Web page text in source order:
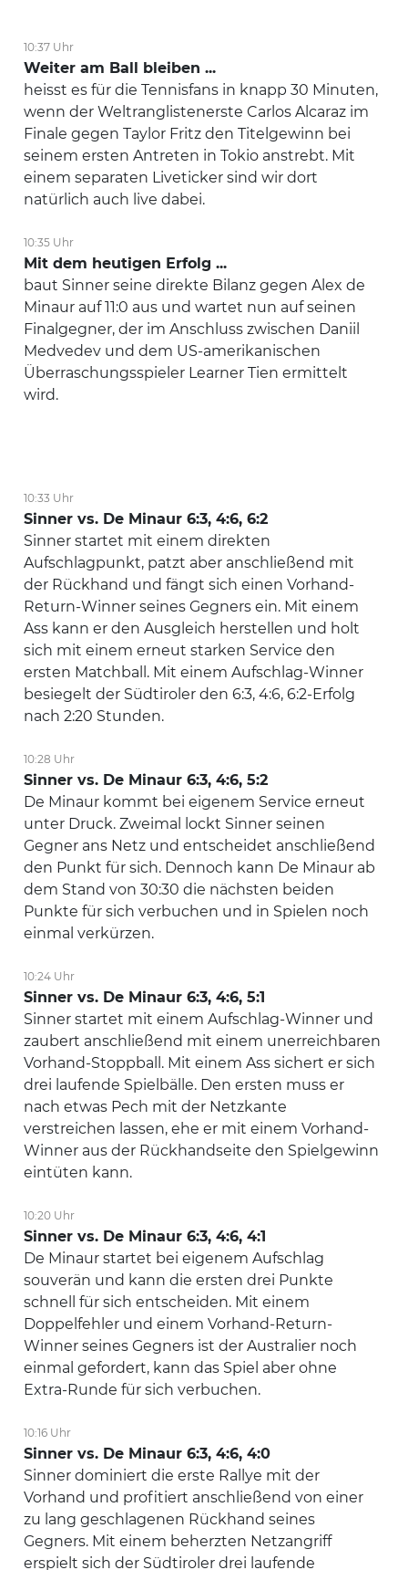
10:37 Uhr
Weiter am Ball bleiben ...
heisst es für die Tennisfans in knapp 30 Minuten,
wenn der Weltranglistenerste Carlos Alcaraz im
Finale gegen Taylor Fritz den Titelgewinn bei
seinem ersten Antreten in Tokio anstrebt. Mit
einem separaten Liveticker sind wir dort
natürlich auch live dabei.
10:35 Uhr
Mit dem heutigen Erfolg ...
baut Sinner seine direkte Bilanz gegen Alex de
Minaur auf 11:0 aus und wartet nun auf seinen
Finalgegner, der im Anschluss zwischen Daniil
Medvedev und dem US-amerikanischen
Überraschungsspieler Learner Tien ermittelt
wird.
10:33 Uhr
Sinner vs. De Minaur 6:3, 4:6, 6:2
Sinner startet mit einem direkten
Aufschlagpunkt, patzt aber anschließend mit
der Rückhand und fängt sich einen Vorhand-
Return-Winner seines Gegners ein. Mit einem
Ass kann er den Ausgleich herstellen und holt
sich mit einem erneut starken Service den
ersten Matchball. Mit einem Aufschlag-Winner
besiegelt der Südtiroler den 6:3, 4:6, 6:2-Erfolg
nach 2:20 Stunden.
10:28 Uhr
Sinner vs. De Minaur 6:3, 4:6, 5:2
De Minaur kommt bei eigenem Service erneut
unter Druck. Zweimal lockt Sinner seinen
Gegner ans Netz und entscheidet anschließend
den Punkt für sich. Dennoch kann De Minaur ab
dem Stand von 30:30 die nächsten beiden
Punkte für sich verbuchen und in Spielen noch
einmal verkürzen.
10:24 Uhr
Sinner vs. De Minaur 6:3, 4:6, 5:1
Sinner startet mit einem Aufschlag-Winner und
zaubert anschließend mit einem unerreichbaren
Vorhand-Stoppball. Mit einem Ass sichert er sich
drei laufende Spielbälle. Den ersten muss er
nach etwas Pech mit der Netzkante
verstreichen lassen, ehe er mit einem Vorhand-
Winner aus der Rückhandseite den Spielgewinn
eintüten kann.
10:20 Uhr
Sinner vs. De Minaur 6:3, 4:6, 4:1
De Minaur startet bei eigenem Aufschlag
souverän und kann die ersten drei Punkte
schnell für sich entscheiden. Mit einem
Doppelfehler und einem Vorhand-Return-
Winner seines Gegners ist der Australier noch
einmal gefordert, kann das Spiel aber ohne
Extra-Runde für sich verbuchen.
10:16 Uhr
Sinner vs. De Minaur 6:3, 4:6, 4:0
Sinner dominiert die erste Rallye mit der
Vorhand und profitiert anschließend von einer
zu lang geschlagenen Rückhand seines
Gegners. Mit einem beherzten Netzangriff
erspielt sich der Südtiroler drei laufende